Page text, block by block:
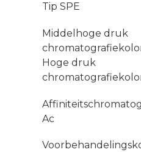
Tip SPE
Middelhoge druk
Hoge druk
Ac